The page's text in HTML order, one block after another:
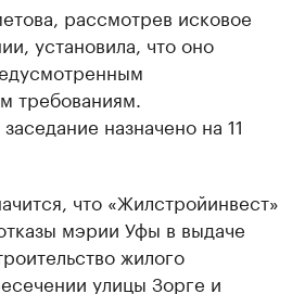
рассмотрев исковое
установила, что оно
требованиям.
назначено на 11
что «Жилстройинвест»
мэрии Уфы в выдаче
жилого
улицы Зорге и